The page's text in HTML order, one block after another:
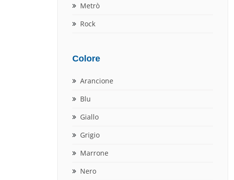
Metrò
Rock
Colore
Arancione
Blu
Giallo
Grigio
Marrone
Nero